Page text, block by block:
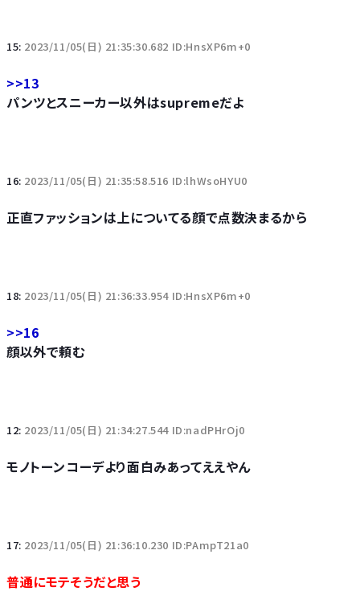
15: 2023/11/05(日) 21:35:30.682 ID:HnsXP6m+0
>>13
パンツとスニーカー以外はsupremeだよ
16: 2023/11/05(日) 21:35:58.516 ID:lhWsoHYU0
正直ファッションは上についてる顔で点数決まるから
18: 2023/11/05(日) 21:36:33.954 ID:HnsXP6m+0
>>16
顔以外で頼む
12: 2023/11/05(日) 21:34:27.544 ID:nadPHrOj0
モノトーンコーデより面白みあってええやん
17: 2023/11/05(日) 21:36:10.230 ID:PAmpT21a0
普通にモテそうだと思う